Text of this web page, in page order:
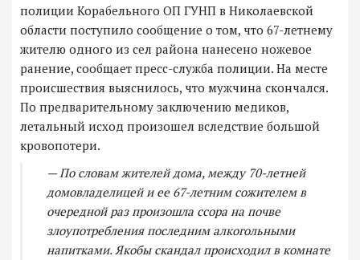
полиции Корабельного ОП ГУНП в Николаевской
области поступило сообщение о том, что 67-летнему
жителю одного из сел района нанесено ножевое
ранение, сообщает пресс-служба полиции. На месте
происшествия выяснилось, что мужчина скончался.
По предварительному заключению медиков,
летальный исход произошел вследствие большой
кровопотери.
— По словам жителей дома, между 70-летней
домовладелицей и ее 67-летним сожителем в
очередной раз произошла ссора на почве
злоупотребления последним алкогольными
напитками. Якобы скандал происходил в комнате